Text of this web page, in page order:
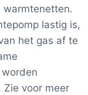
warmtenetten.
lastig is,
het gas af te
Zie voor meer